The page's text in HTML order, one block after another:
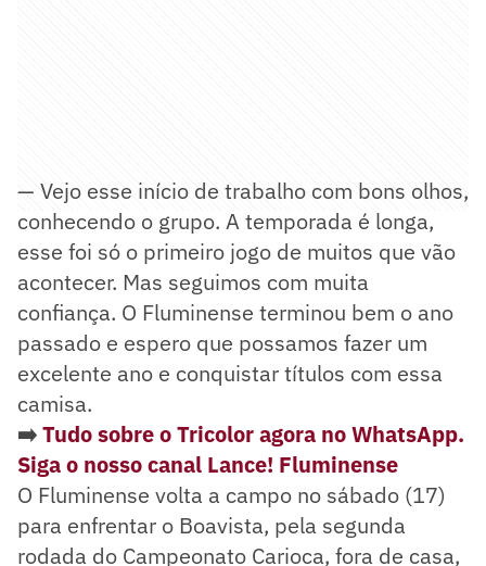
— Vejo esse início de trabalho com bons olhos,
conhecendo o grupo. A temporada é longa,
esse foi só o primeiro jogo de muitos que vão
acontecer. Mas seguimos com muita
confiança. O Fluminense terminou bem o ano
passado e espero que possamos fazer um
excelente ano e conquistar títulos com essa
camisa.
➡️Tudo sobre o Tricolor agora no WhatsApp.
Siga o nosso canal Lance! Fluminense
O Fluminense volta a campo no sábado (17)
para enfrentar o Boavista, pela segunda
rodada do Campeonato Carioca, fora de casa,